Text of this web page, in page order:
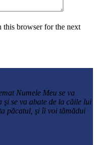
this browser for the next
Numele Meu se va
şi se va abate de la căile lui
păcatul, şi îi voi tămădui